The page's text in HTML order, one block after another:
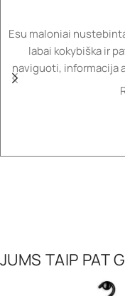
Esu maloniai
labai kokybiška ir
naviguoti, informacija
JUMS TAIP PAT